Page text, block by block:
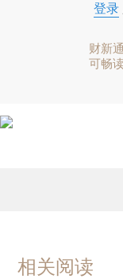
登录
财新
可畅
相关阅读